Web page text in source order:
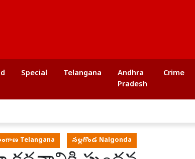
Special Telangana
Andhra
Pradesh
Crime
Telangana నల్లగొండ Nalgonda